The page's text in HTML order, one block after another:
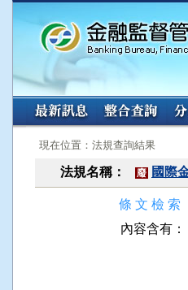
:::
現在位置：法規查詢結果
法規名稱： 廢 國際
條 文 檢 索
內容含有：